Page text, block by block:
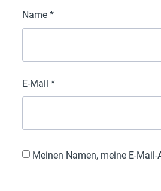
Name *
E-Mail *
Meinen Namen, meine E-